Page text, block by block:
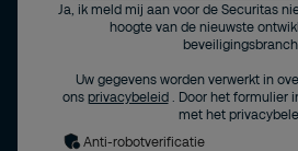
Ja, ik meld mij aan voor de Securitas
hoogte van de nieuwste
Uw gegevens worden verwerkt in
ons privacybeleid
. Door het formulier
met het
Anti-robotverificatie